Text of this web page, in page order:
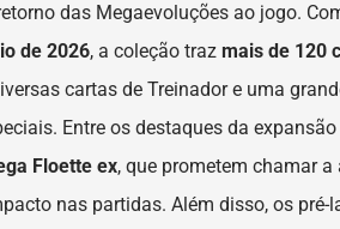
das Megaevoluções ao jogo.
de 2026, a coleção traz mais de 120
cartas de Treinador e uma
Entre os destaques da
Floette ex, que prometem chamar
nas partidas. Além disso, os pré-